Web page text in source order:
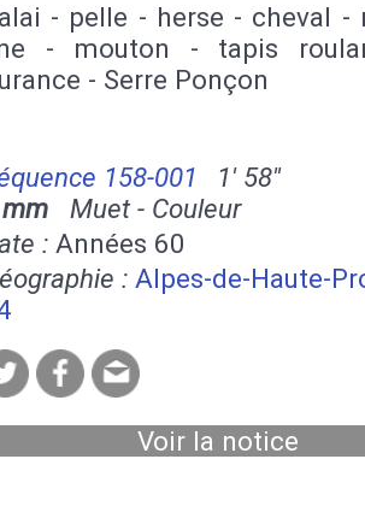
- pelle - herse - cheval -
- mouton - tapis
- Serre Ponçon
158-001
1' 58''
Muet - Couleur
: Années 60
: Alpes-de-Haute-
Voir la notice